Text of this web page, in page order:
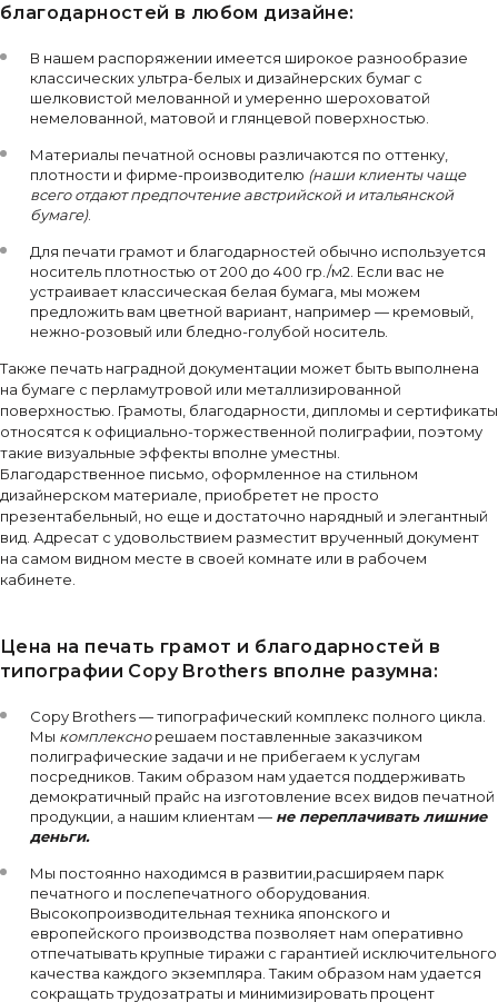
благодарностей в любом дизайне:
В нашем распоряжении имеется широкое разнообразие
классических ультра-белых и дизайнерских бумаг с
шелковистой мелованной и умеренно шероховатой
немелованной, матовой и глянцевой поверхностью.
Материалы печатной основы различаются по оттенку,
плотности и фирме-производителю (наши клиенты чаще
всего отдают предпочтение австрийской и итальянской
бумаге).
Для печати грамот и благодарностей обычно используется
носитель плотностью от 200 до 400 гр./м2. Если вас не
устраивает классическая белая бумага, мы можем
предложить вам цветной вариант, например — кремовый,
нежно-розовый или бледно-голубой носитель.
Также печать наградной документации может быть выполнена
на бумаге с перламутровой или металлизированной
поверхностью. Грамоты, благодарности, дипломы и сертификаты
относятся к официально-торжественной полиграфии, поэтому
такие визуальные эффекты вполне уместны.
Благодарственное письмо, оформленное на стильном
дизайнерском материале, приобретет не просто
презентабельный, но еще и достаточно нарядный и элегантный
вид. Адресат с удовольствием разместит врученный документ
на самом видном месте в своей комнате или в рабочем
кабинете.
Цена на печать грамот и благодарностей в
типографии Copy Brothers вполне разумна:
Copy Brothers — типографический комплекс полного цикла.
Мы комплекснорешаем поставленные заказчиком
полиграфические задачи и не прибегаем к услугам
посредников. Таким образом нам удается поддерживать
демократичный прайс на изготовление всех видов печатной
продукции, а нашим клиентам — не переплачивать лишние
деньги.
Мы постоянно находимся в развитии,расширяем парк
печатного и послепечатного оборудования.
Высокопроизводительная техника японского и
европейского производства позволяет нам оперативно
отпечатывать крупные тиражи с гарантией исключительного
качества каждого экземпляра. Таким образом нам удается
сокращать трудозатраты и минимизировать процент